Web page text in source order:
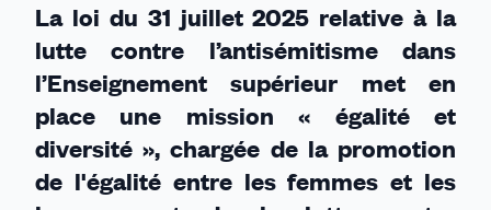
La loi du 31 juillet 2025 relative à la
lutte contre l’antisémitisme dans
l’Enseignement supérieur met en
place une mission « égalité et
diversité », chargée de la promotion
de l'égalité entre les femmes et les